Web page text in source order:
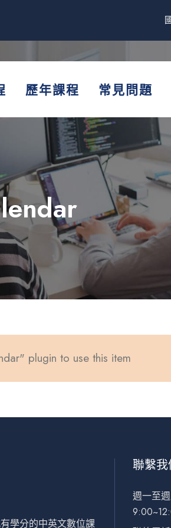
歷年課程 常見問題
plugin to use this item
學分的中英文數位課
聯繫
週一至